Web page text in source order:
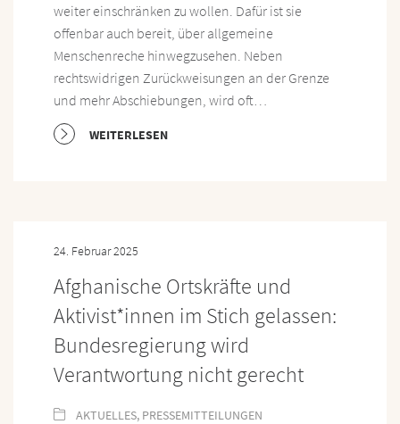
weiter einschränken zu wollen. Dafür ist sie
offenbar auch bereit, über allgemeine
Menschenreche hinwegzusehen. Neben
rechtswidrigen Zurückweisungen an der Grenze
und mehr Abschiebungen, wird oft…
WEITERLESEN
24. Februar 2025
Afghanische Ortskräfte und
Aktivist*innen im Stich gelassen:
Bundesregierung wird
Verantwortung nicht gerecht
AKTUELLES, PRESSEMITTEILUNGEN